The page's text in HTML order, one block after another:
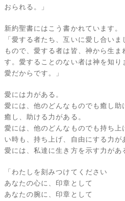
おられる。」
新約聖書にはこう書かれています。
「愛する者たち、互いに愛し合い
もので、愛する者は皆、神から生
す。愛することのない者は神を知り
愛だからです。」
愛には力がある。
愛には、他のどんなものでも癒し助
癒し、助ける力がある。
愛には、他のどんなものでも持ち上
い時も、持ち上げ、自由にする力が
愛には、私達に生き方を示す力があ
「わたしを刻みつけてください
あなたの心に、印章として
あなたの腕に、印章として